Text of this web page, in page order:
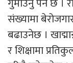
संख्यामा
बढाउनेछ ।
र शिक्षामा